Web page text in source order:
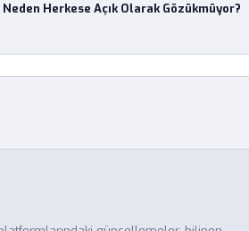
Herkese Açık Olarak Gözükmüyor?